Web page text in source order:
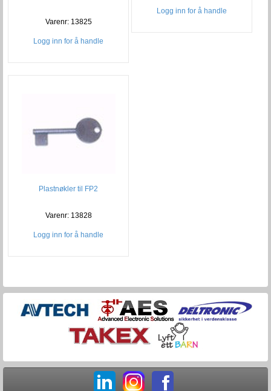
Varenr: 13825
Logg inn for å handle
Logg inn for å handle
Plastnøkler til FP2
Varenr: 13828
Logg inn for å handle